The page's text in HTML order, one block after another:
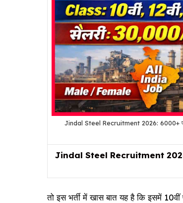
Jindal Steel Recruitment 2026: 6000+
Jindal Steel Recruitment 2026:
तो इस भर्ती में खास बात यह है कि इसमें